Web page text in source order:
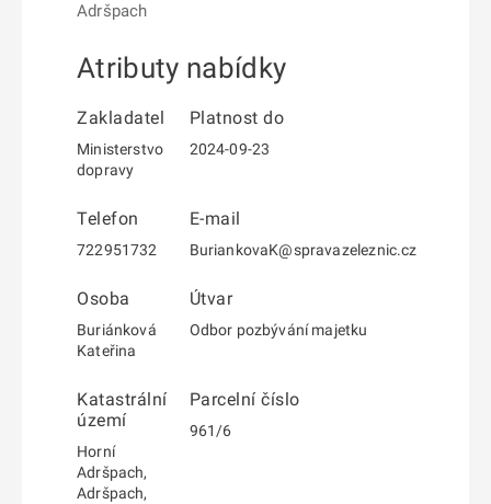
Adršpach
Atributy nabídky
Zakladatel
Ministerstvo
dopravy
Platnost do
2024-09-23
Telefon
722951732
E-mail
BuriankovaK@spravazeleznic.cz
Osoba
Buriánková
Kateřina
Útvar
Odbor pozbývání majetku
Katastrální
území
Horní
Adršpach,
Adršpach,
Parcelní číslo
961/6